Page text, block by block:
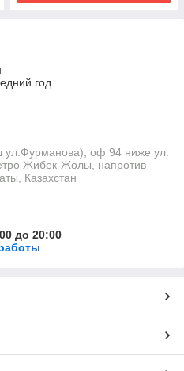
год
ул.Фурманова), оф 94 ниже ул.
Жибек-Жолы, напротив
Казахстан
до 20:00